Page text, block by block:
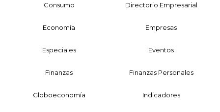
Consumo Directorio Empresarial
Economía Empresas
Especiales Eventos
Finanzas Finanzas Personales
Globoeconomía Indicadores